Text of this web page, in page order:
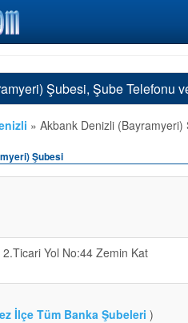
Şubesi, Şube Telefonu
» Akbank Denizli (Bayramyeri)
Şubesi
Yol No:44 Zemin Kat
İlçe Tüm Banka Şubeleri )